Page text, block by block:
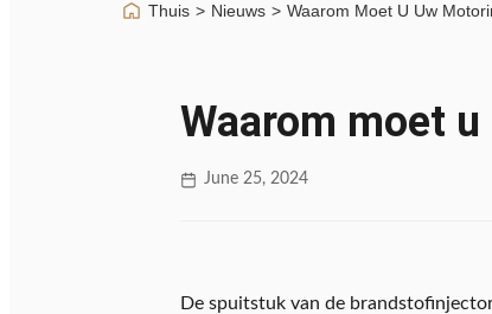
Thuis > Nieuws > Waarom Moet U Uw
Waarom moet
June 25, 2024
De spuitstuk van de